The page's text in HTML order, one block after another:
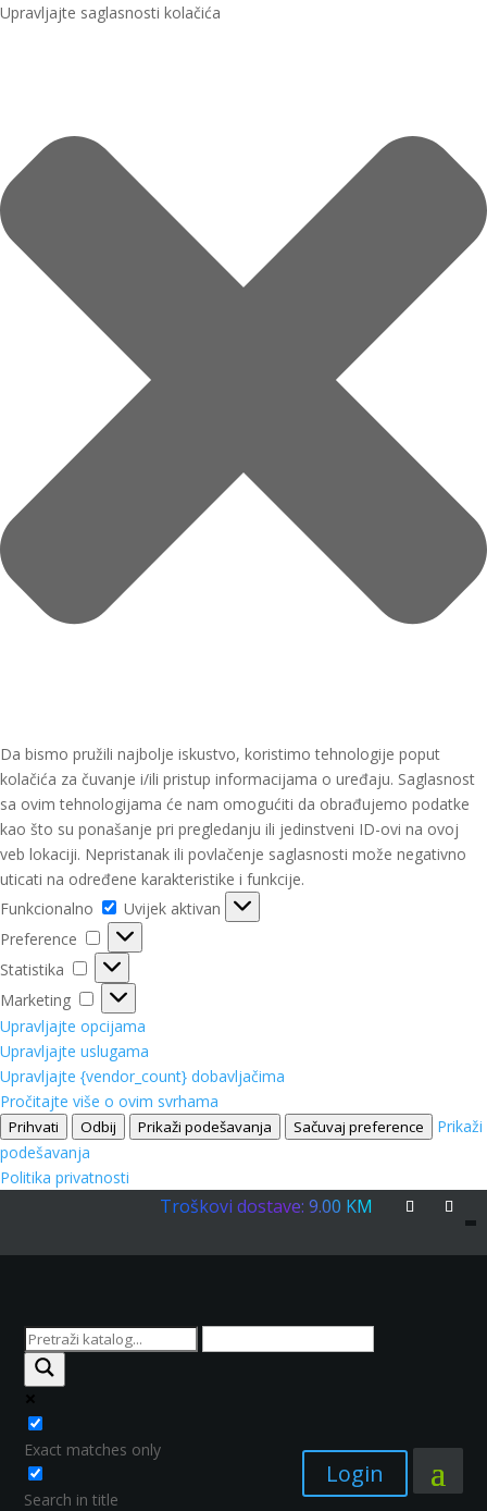
Upravljajte saglasnosti kolačića
Da bismo pružili najbolje iskustvo, koristimo tehnologije poput
kolačića za čuvanje i/ili pristup informacijama o uređaju. Saglasnost
sa ovim tehnologijama će nam omogućiti da obrađujemo podatke
kao što su ponašanje pri pregledanju ili jedinstveni ID-ovi na ovoj
veb lokaciji. Nepristanak ili povlačenje saglasnosti može negativno
uticati na određene karakteristike i funkcije.
Funkcionalno
Funkcionalno
Uvijek aktivan
Preference
Preference
Statistika
Statistika
Marketing
Marketing
Upravljajte opcijama
Upravljajte uslugama
Upravljajte {vendor_count} dobavljačima
Pročitajte više o ovim svrhama
Prihvati Odbij Prikaži podešavanja Sačuvaj preference
Prikaži
podešavanja
Politika privatnosti
Troškovi dostave: 9.00 KM
Exact matches only
Search in title
Login